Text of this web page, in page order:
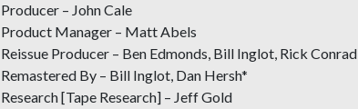
Producer – John Cale
Product Manager – Matt Abels
Reissue Producer – Ben Edmonds, Bill Inglot, Rick Conrad
Remastered By – Bill Inglot, Dan Hersh*
Research [Tape Research] – Jeff Gold